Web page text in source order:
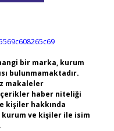
bir marka, kurum
bulunmamaktadır.
makaleler
haber niteliği
kişiler hakkında
kurum ve kişiler ile isim